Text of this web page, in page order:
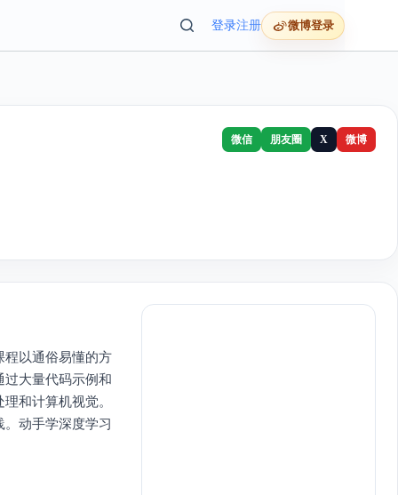
登录注册 微博登录
微信 朋友圈 X 微博
程以通俗易懂的方
大量代码示例和
和计算机视觉。
动手学深度学习